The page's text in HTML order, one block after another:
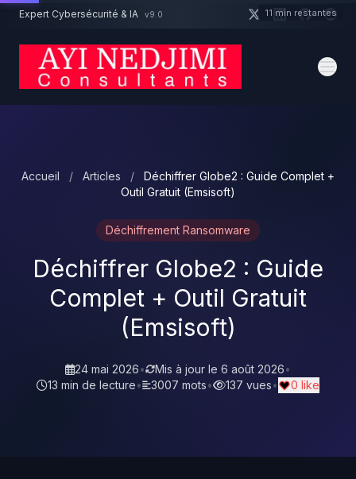
Aller au contenu principal
Expert Cybersécurité & IA v9.0
Accueil / Articles /
Déchiffrer Globe2 : Guide Complet +
Outil Gratuit (Emsisoft)
Déchiffrement Ransomware
Déchiffrer Globe2 : Guide
Complet + Outil Gratuit
(Emsisoft)
24 mai 2026• Mis à jour le 6 août 2026•
13 min de lecture• 3007 mots• 137 vues• 0 like
Un projet cybersécurité ? 11 min restantes